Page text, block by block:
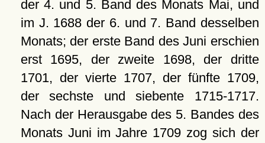
der 4. und 5. Band des Monats Mai, und
im J. 1688 der 6. und 7. Band desselben
Monats; der erste Band des Juni erschien
erst 1695, der zweite 1698, der dritte
1701, der vierte 1707, der fünfte 1709,
der sechste und siebente 1715-1717.
Nach der Herausgabe des 5. Bandes des
Monats Juni im Jahre 1709 zog sich der